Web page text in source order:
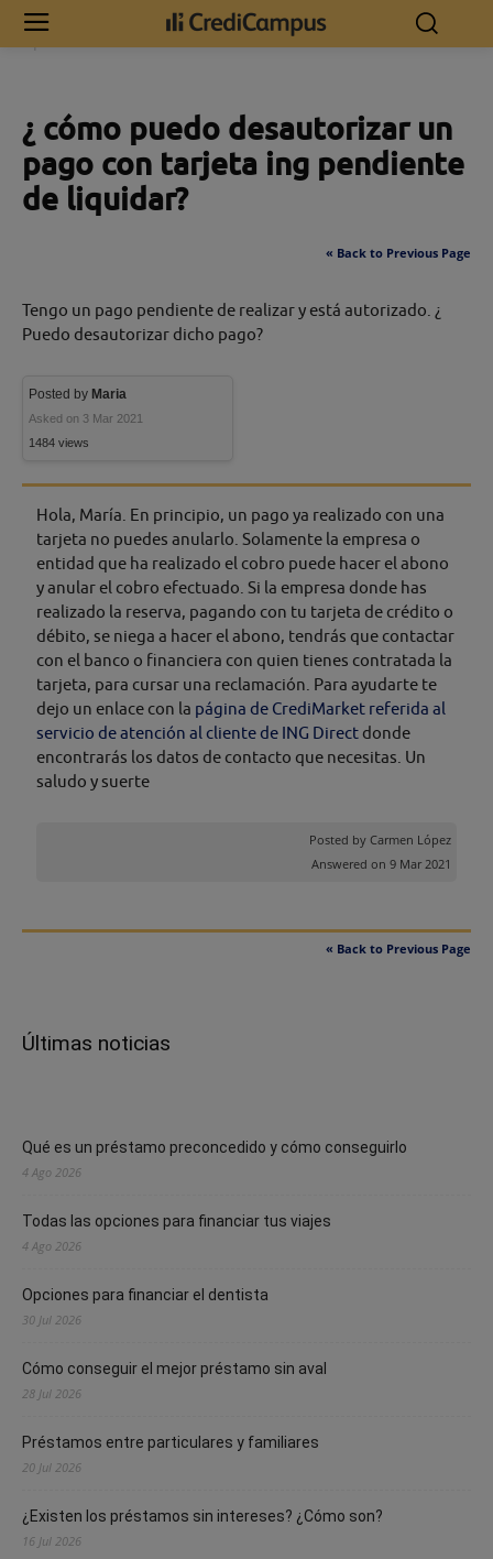
Inicio
¿ cómo puedo desautorizar un pago con tarjeta ing pendiente de
¿ cómo puedo desautorizar un
pago con tarjeta ing pendiente
de liquidar?
« Back to Previous Page
Tengo un pago pendiente de realizar y está autorizado. ¿
Puedo desautorizar dicho pago?
Posted by Maria
Asked on 3 Mar 2021
1484 views
Hola, María. En principio, un pago ya realizado con una
tarjeta no puedes anularlo. Solamente la empresa o
entidad que ha realizado el cobro puede hacer el abono
y anular el cobro efectuado. Si la empresa donde has
realizado la reserva, pagando con tu tarjeta de crédito o
débito, se niega a hacer el abono, tendrás que contactar
con el banco o financiera con quien tienes contratada la
tarjeta, para cursar una reclamación. Para ayudarte te
dejo un enlace con la página de CrediMarket referida al
servicio de atención al cliente de ING Direct donde
encontrarás los datos de contacto que necesitas. Un
saludo y suerte
Posted by Carmen López
Answered on 9 Mar 2021
« Back to Previous Page
Últimas noticias
Qué es un préstamo preconcedido y cómo conseguirlo
4 Ago 2026
Todas las opciones para financiar tus viajes
4 Ago 2026
Opciones para financiar el dentista
30 Jul 2026
Cómo conseguir el mejor préstamo sin aval
28 Jul 2026
Préstamos entre particulares y familiares
20 Jul 2026
¿Existen los préstamos sin intereses? ¿Cómo son?
16 Jul 2026